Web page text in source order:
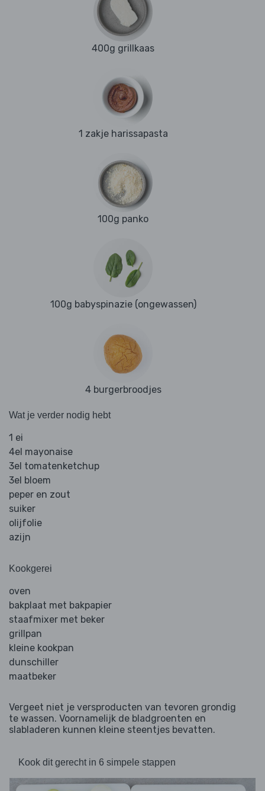
400g grillkaas
1 zakje harissapasta
100g panko
100g babyspinazie (ongewassen)
4 burgerbroodjes
Wat je verder nodig hebt
1 ei
4el mayonaise
3el tomatenketchup
3el bloem
peper en zout
suiker
olijfolie
azijn
Kookgerei
oven
bakplaat met bakpapier
staafmixer met beker
grillpan
kleine kookpan
dunschiller
maatbeker
Vergeet niet je versproducten van tevoren grondig
te wassen. Voornamelijk de bladgroenten en
slabladeren kunnen kleine steentjes bevatten.
Kook dit gerecht in 6 simpele stappen